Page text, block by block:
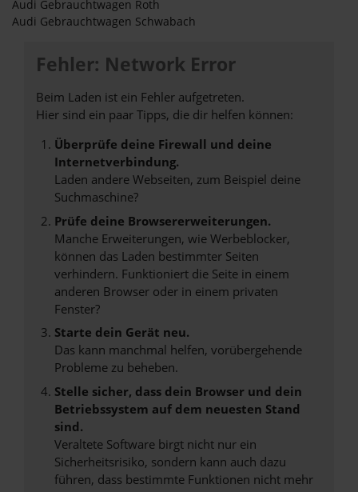
Audi Gebrauchtwagen Roth
Audi Gebrauchtwagen Schwabach
Fehler: Network Error
Beim Laden ist ein Fehler aufgetreten.
Hier sind ein paar Tipps, die dir helfen können:
Überprüfe deine Firewall und deine
Internetverbindung.
Laden andere Webseiten, zum Beispiel deine
Suchmaschine?
Prüfe deine Browsererweiterungen.
Manche Erweiterungen, wie Werbeblocker,
können das Laden bestimmter Seiten
verhindern. Funktioniert die Seite in einem
anderen Browser oder in einem privaten
Fenster?
Starte dein Gerät neu.
Das kann manchmal helfen, vorübergehende
Probleme zu beheben.
Stelle sicher, dass dein Browser und dein
Betriebssystem auf dem neuesten Stand
sind.
Veraltete Software birgt nicht nur ein
Sicherheitsrisiko, sondern kann auch dazu
führen, dass bestimmte Funktionen nicht mehr